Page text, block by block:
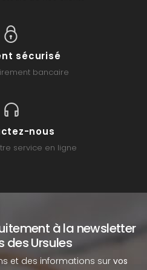
sécurisé
bancaire
nous
service en ligne
à la newsletter
des Ursules
et des informations sur vos